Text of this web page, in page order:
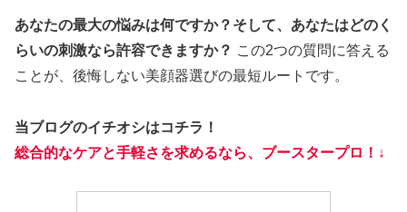
あなたの最大の悩みは何ですか？そして、あなたはどのく
らいの刺激なら許容できますか？ この2つの質問に答える
ことが、後悔しない美顔器選びの最短ルートです。
当ブログのイチオシはコチラ！
総合的なケアと手軽さを求めるなら、ブースタープロ ！ ↓